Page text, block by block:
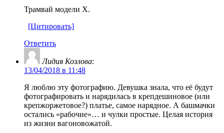
Трамвай модели Х.
[Цитировать]
Ответить
Лидия Козлова:
13/04/2018 в 11:48
Я люблю эту фотографию. Девушка знала, что её будут
фотографировать и нарядилась в крепдешиновое (или
крепжоржетовое?) платье, самое нарядное. А башмачки
остались «рабочие»… и чулки простые. Целая история
из жизни вагоновожатой.